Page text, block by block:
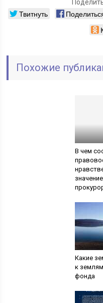
Твитнуть
Похожие
В чем
Какие
к
фонда